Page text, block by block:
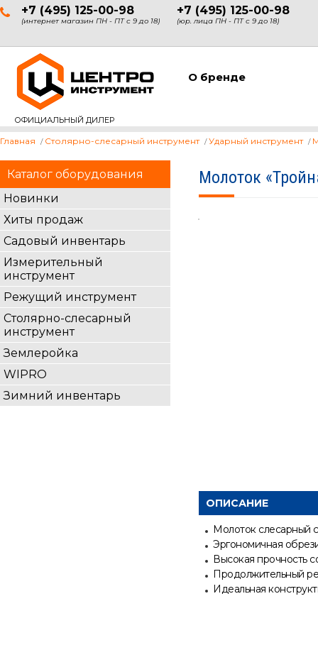
+7 (495) 125-00-98
(интернет магазин ПН - ПТ с 9 до 18)
+7 (495) 125-00-98
(юр. лица ПН - ПТ с 9 до 18)
ОФИЦИАЛЬНЫЙ ДИЛЕР
О бренде
Каталог оборудования
Новинки
Хиты продаж
Садовый инвентарь
Измерительный
инструмент
Режущий инструмент
Столярно-слесарный
инструмент
Землеройка
WIPRO
Зимний инвентарь
Главная Столярно-слесарный инструмент Ударный инструмент
Молоток
ОПИСАНИЕ
Молоток слесарный
Эргономичная
Высокая прочность
Продолжительный
Идеальная